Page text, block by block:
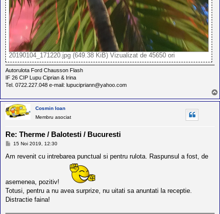
20190104_171220.jpg (649.38 KiB) Vizualizat de 45650 ori
Autorulota Ford Chausson Flash
IF 26 CIP Lupu Ciprian & Irina
Tel. 0722.227.048 e-mail: lupucipriann@yahoo.com
Cosmin Ioan
Membru asociat
Re: Therme / Balotesti / Bucuresti
M
s
15 Noi 2019, 12:30
Am revenit cu intrebarea punctual si pentru rulota. Raspunsul a fost, de
asemenea, pozitiv!
Totusi, pentru a nu avea surprize, nu uitati sa anuntati la receptie.
Distractie faina!